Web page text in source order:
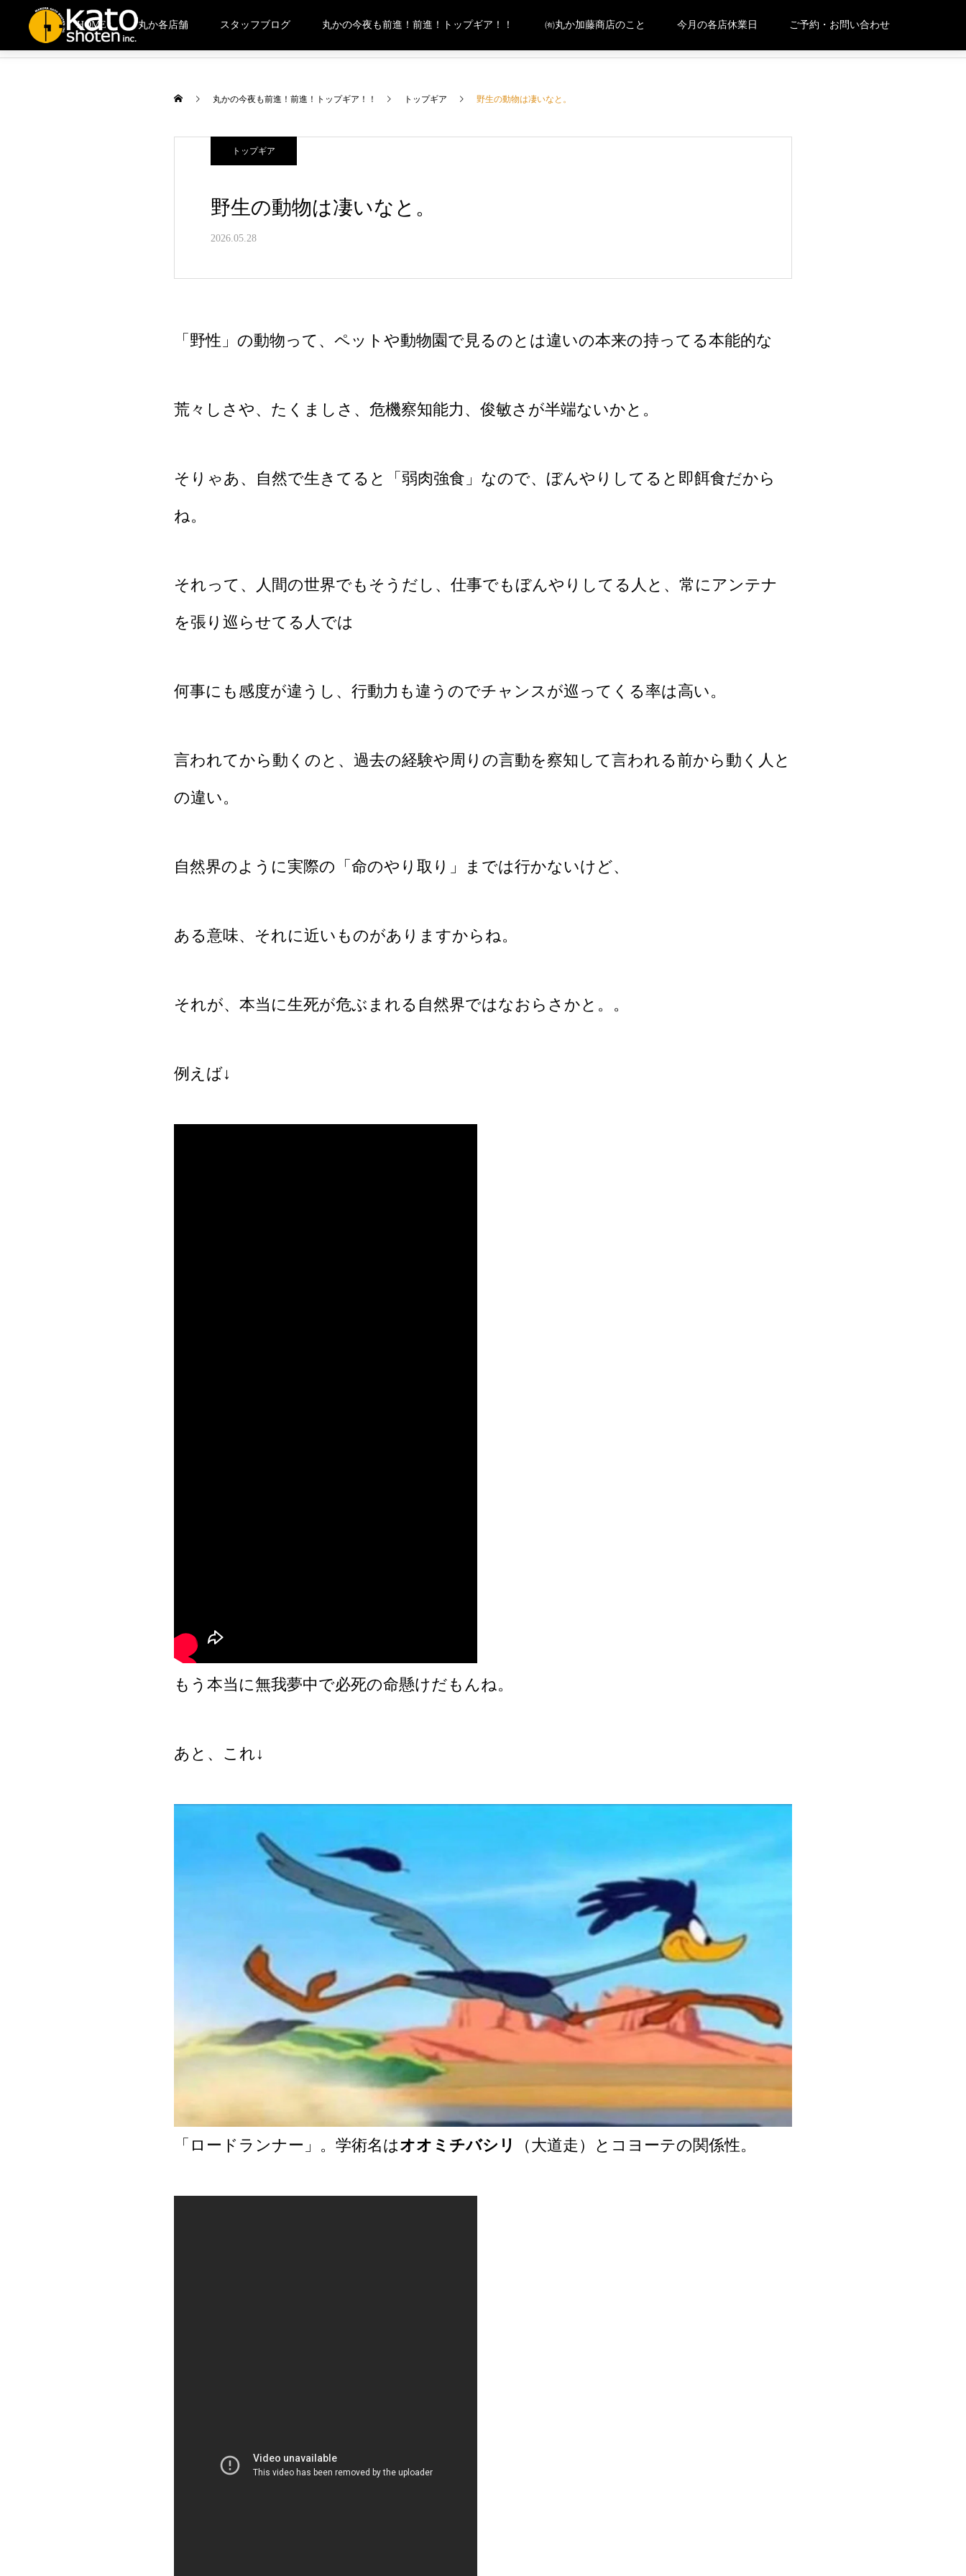
HOME 丸か各店舗 スタッフブログ 丸かの今夜も前進！前進！トップギア！！ ㈲丸か加藤商店のこと 今月の各店休業日 ご予約・お問い合わせ
丸かの今夜も前進！前進！トップギア！！ トップギア 野生の動物は凄いなと。
トップギア
野生の動物は凄いなと。
2026.05.28
「野性」の動物って、ペットや動物園で見るのとは違いの本来の持ってる本能的な
荒々しさや、たくましさ、危機察知能力、俊敏さが半端ないかと。
そりゃあ、自然で生きてると「弱肉強食」なので、ぼんやりしてると即餌食だから
ね。
それって、人間の世界でもそうだし、仕事でもぼんやりしてる人と、常にアンテナ
を張り巡らせてる人では
何事にも感度が違うし、行動力も違うのでチャンスが巡ってくる率は高い。
言われてから動くのと、過去の経験や周りの言動を察知して言われる前から動く人と
の違い。
自然界のように実際の「命のやり取り」までは行かないけど、
ある意味、それに近いものがありますからね。
それが、本当に生死が危ぶまれる自然界ではなおらさかと。。
例えば↓
もう本当に無我夢中で必死の命懸けだもんね。
あと、これ↓
「ロードランナー」。学術名はオオミチバシリ （大道走）とコヨーテの関係性。